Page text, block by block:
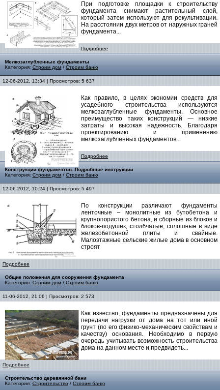
При подготовке площадки к строительству
фундамента снимают растительный слой,
который затем используют для рекультивации.
На расстоянии двух метров от наружных граней
фундамента...
Подробнее
Мелкозаглубленные фундаменты
Категория: Строим дом / Строим баню
12-06-2012, 13:34 | Просмотров: 5 637
Как правило, в целях экономии средств для
усадебного строительства используются
мелкозаглубленные фундаменты. Основное
преимущество таких конструкций — низкие
затраты и высокая надежность. Благодаря
проектированию и применению
мелкозаглубленных фундаментов...
Подробнее
Конструкции фундаментов. Подробные инструкции
Категория: Строим дом / Строим баню
12-06-2012, 10:24 | Просмотров: 5 497
По конструкции различают фундаменты
ленточные – монолитные из бутобетона и
крупнопористого бетона, и сборные из блоков и
блоков-подушек, столбчатые, сплошные в виде
железобетонной плиты и свайные.
Малоэтажные сельские жилые дома в основном
строят
Подробнее
Общие положения для сооружения фундамента
Категория: Строим дом / Строим баню
11-06-2012, 21:06 | Просмотров: 2 573
Как известно, фундаменты предназначены для
передачи нагрузки от дома на тот или иной
грунт (по его физико-механическим свойствам и
качеству) основания. Необходимо в первую
очередь учитывать возможность строительства
дома на данном месте и предвидеть...
Подробнее
Строительство деревянной бани
Категория: Строительство / Строим баню